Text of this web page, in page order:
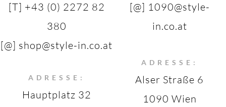
[T] +43 (0) 2272 82
380
[@] shop@style-in.co.at
ADRESSE:
Hauptplatz 32
[@] 1090@style-
in.co.at
ADRESSE:
Alser Straße 6
1090 Wien